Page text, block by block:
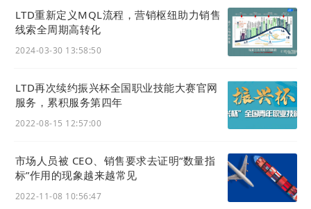
技与
销售、技术支持部门的统
一知识源，确保信息一致
性。
持团队的问题首解率
提升60%。
培训
与内
容机
谱、课程要点解析、学术
名词解释，支持学员自主
学习与探索，构建核心竞
某在线教育平台：课
程配套百科显著提升
了学员的学习深度与
大型
企业
内部
作为企业级Wiki，沉淀规
章制度、项目经验、部门
专属知识、最佳实践，促
某集团企业：历史项
目经验库使类似新项
LTD重新定义MQL流程，营销枢纽助力销售
线索全周期高转化
2024-03-30 13:58:50
LTD再次续约振兴杯全国职业技能大赛官网
服务，累积服务第四年
2022-08-15 12:57:00
市场人员被 CEO、销售要求去证明“数量指
标”作用的现象越来越常见
2022-11-08 10:56:47